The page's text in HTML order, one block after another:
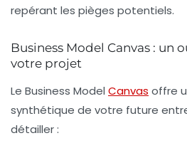
repérant les pièges potentiels.
Business Model Canvas : un
votre projet
Le Business Model Canvas offre
synthétique de votre future
détailler :